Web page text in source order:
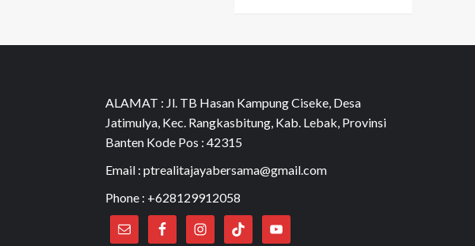
ALAMAT : Jl. TB Hasan Kampung Ciseke, Desa
Jatimulya, Kec. Rangkasbitung, Kab. Lebak, Provinsi
Banten Kode Pos : 42315
Email : ptrealitajayabersama@gmail.com
Phone : +628129912058